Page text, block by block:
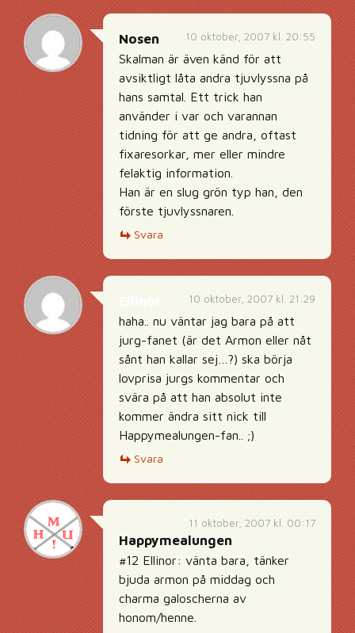
10 oktober, 2007 kl. 20:55
Nosen
Skalman är även känd för att
avsiktligt låta andra tjuvlyssna på
hans samtal. Ett trick han
använder i var och varannan
tidning för att ge andra, oftast
fixaresorkar, mer eller mindre
felaktig information.
Han är en slug grön typ han, den
förste tjuvlyssnaren.
Svara
10 oktober, 2007 kl. 21:29
haha.. nu väntar jag bara på att
jurg-fanet (är det Armon eller nåt
sånt han kallar sej…?) ska börja
lovprisa jurgs kommentar och
svära på att han absolut inte
kommer ändra sitt nick till
Happymealungen-fan.. ;)
Svara
11 oktober, 2007 kl. 00:17
Happymealungen
#12 Ellinor: vänta bara, tänker
bjuda armon på middag och
charma galoscherna av
honom/henne.